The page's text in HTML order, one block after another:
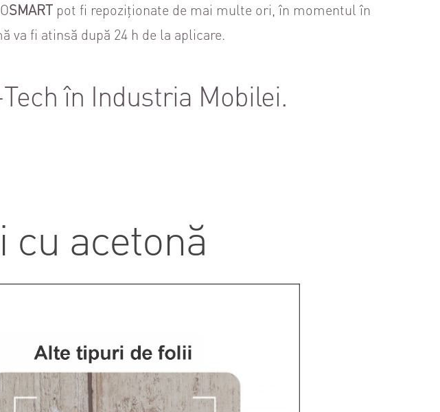
SMART pot fi repoziționate de mai multe ori, în momentul în
va fi atinsă după 24 h de la aplicare.
în Industria Mobilei.
cu acetonă